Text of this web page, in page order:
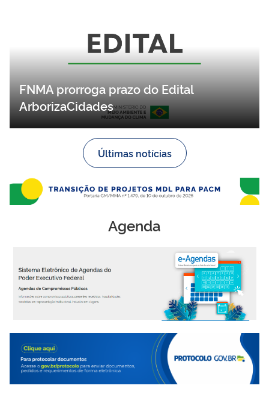
FNMA prorroga prazo do Edital
ArborizaCidades
Últimas notícias
Agenda